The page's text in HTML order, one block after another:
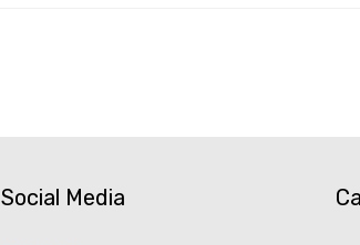
Social Media